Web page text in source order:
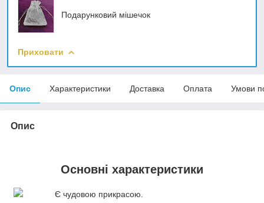
Подарунковий мішечок
Приховати
Опис Характеристики Доставка Оплата Умови
Опис
Основні характеристики
Є чудовою прикрасою.